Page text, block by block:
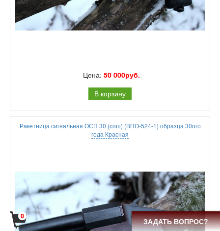
0
Цена: 50 000руб.
В корзину
Ракетница сигнальная ОСП 30 (спш) (ВПО-524-1) образца 30ого
года Красная
ЗАДАТЬ ВОПРОС?